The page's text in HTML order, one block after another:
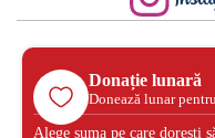
Donație lunară
Donează lunar
Alege suma pe care dorești